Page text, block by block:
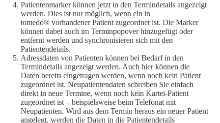
Patientenmarker können jetzt in den Termindetails angezeigt
werden. Dies ist nur möglich, wenn ein in
tomedo® vorhandener Patient zugeordnet ist. Die Marker
können dabei auch im Terminpopover hinzugefügt oder
entfernt werden und synchronisieren sich mit den
Patientendetails.
Adressdaten von Patienten können bei Bedarf in den
Termindetails angezeigt werden. Auch hier können die
Daten bereits eingetragen werden, wenn noch kein Patient
zugeordnet ist. Neupatientendaten schreiben Sie einfach
direkt in neue Termine, wenn noch kein Kartei-Patient
zugeordnet ist – beispielsweise beim Telefonat mit
Neupatienten. Wird aus dem Termin heraus ein neuer Patient
angelegt, werden die Daten in die Patientendetails